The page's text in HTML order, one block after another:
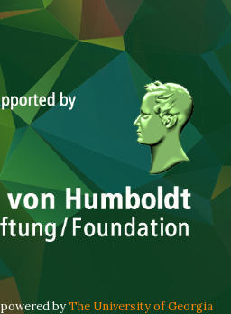
powered byThe University of Georgia